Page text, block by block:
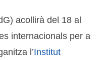
acollirà del 18 al
internacionals per a
l’Institut